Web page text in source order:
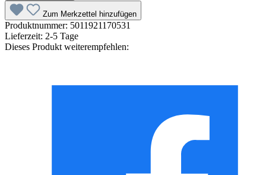
Zum Merkzettel hinzufügen
Produktnummer: 5011921170531
Lieferzeit: 2-5 Tage
Dieses Produkt weiterempfehlen: